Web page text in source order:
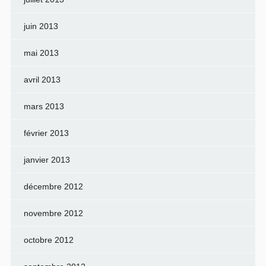
juin 2013
mai 2013
avril 2013
mars 2013
février 2013
janvier 2013
décembre 2012
novembre 2012
octobre 2012